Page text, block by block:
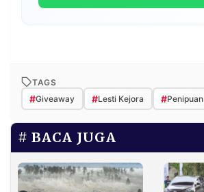
TAGS
#Giveaway #Lesti Kejora #Penipuan
BACA JUGA